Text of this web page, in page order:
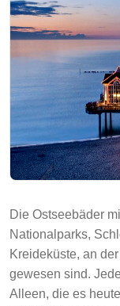
Die Ostseebäder
Nationalparks,
Kreideküste, an
gewesen sind.
Alleen, die es